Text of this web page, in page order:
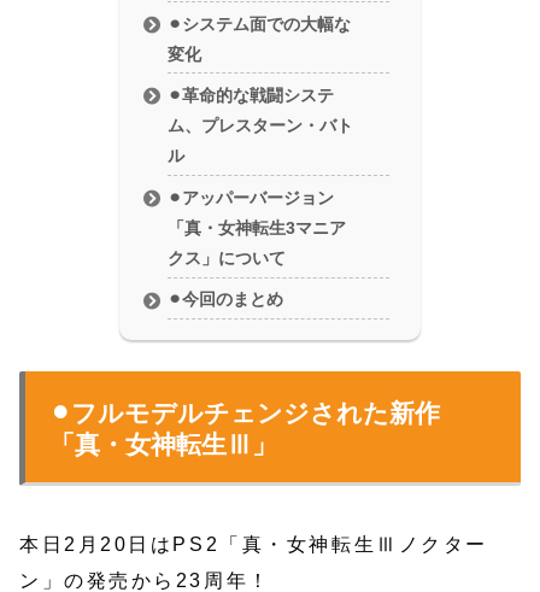
⚫︎システム面での大幅な
変化
⚫︎革命的な戦闘システ
ム、プレスターン・バト
ル
⚫︎アッパーバージョン
「真・女神転生3マニア
クス」について
⚫︎今回のまとめ
⚫︎フルモデルチェンジされた新作
「真・女神転生Ⅲ」
本日2月20日はPS2「真・女神転生Ⅲノクター
ン」の発売から23周年！